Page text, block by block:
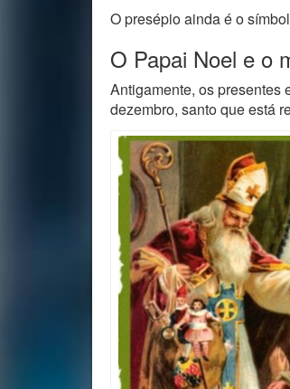
O presépio ainda é o
O Papai Noel e o
Antigamente, os presentes
dezembro, santo que está